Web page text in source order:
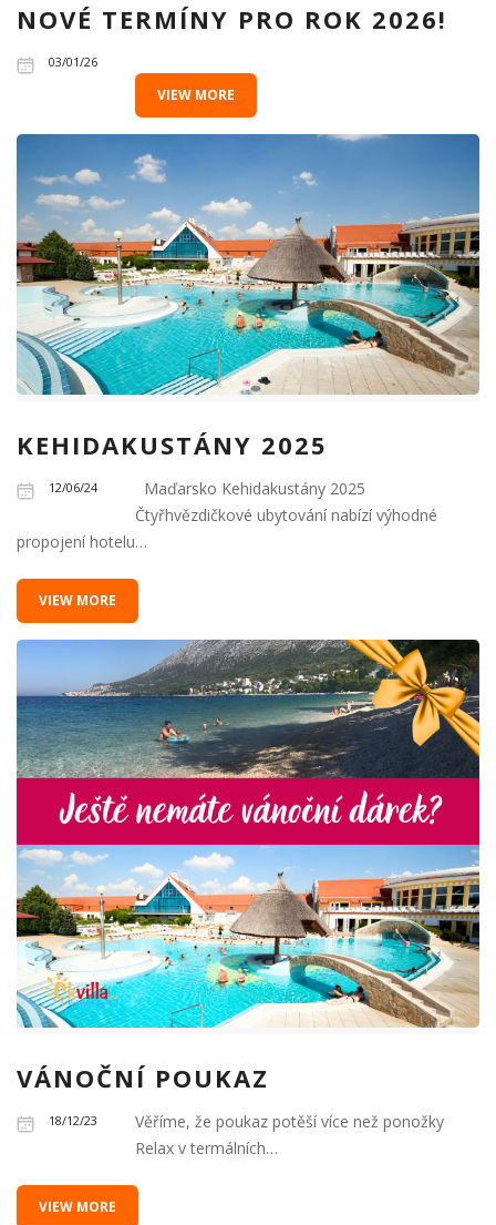
NOVÉ TERMÍNY PRO ROK 2026!
03/01/26
VIEW MORE
KEHIDAKUSTÁNY 2025
12/06/24
Maďarsko Kehidakustány 2025
Čtyřhvězdičkové ubytování nabízí výhodné
propojení hotelu…
VIEW MORE
VÁNOČNÍ POUKAZ
18/12/23
Věříme, že poukaz potěší více než ponožky
Relax v termálních…
VIEW MORE